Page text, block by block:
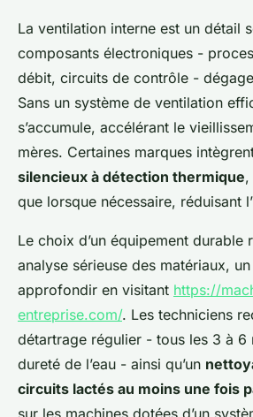
La ventilation interne est un détail
composants électroniques -
débit, circuits de contrôle -
Sans un système de ventilation
s’accumule, accélérant le
mères. Certaines marques
silencieux à détection thermique,
que lorsque nécessaire, réduisant
Le choix d’un équipement durable
analyse sérieuse des matériaux,
approfondir en visitant https://
entreprise.com/. Les techniciens
détartrage régulier - tous les 3 à 6
dureté de l’eau - ainsi qu’un
circuits lactés au moins une fois